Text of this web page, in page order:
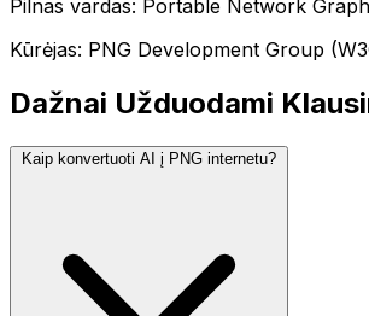
Pilnas vardas: Portable Network
Kūrėjas: PNG Development Group
Dažnai Užduodami
Kaip konvertuoti AI į PNG internetu?